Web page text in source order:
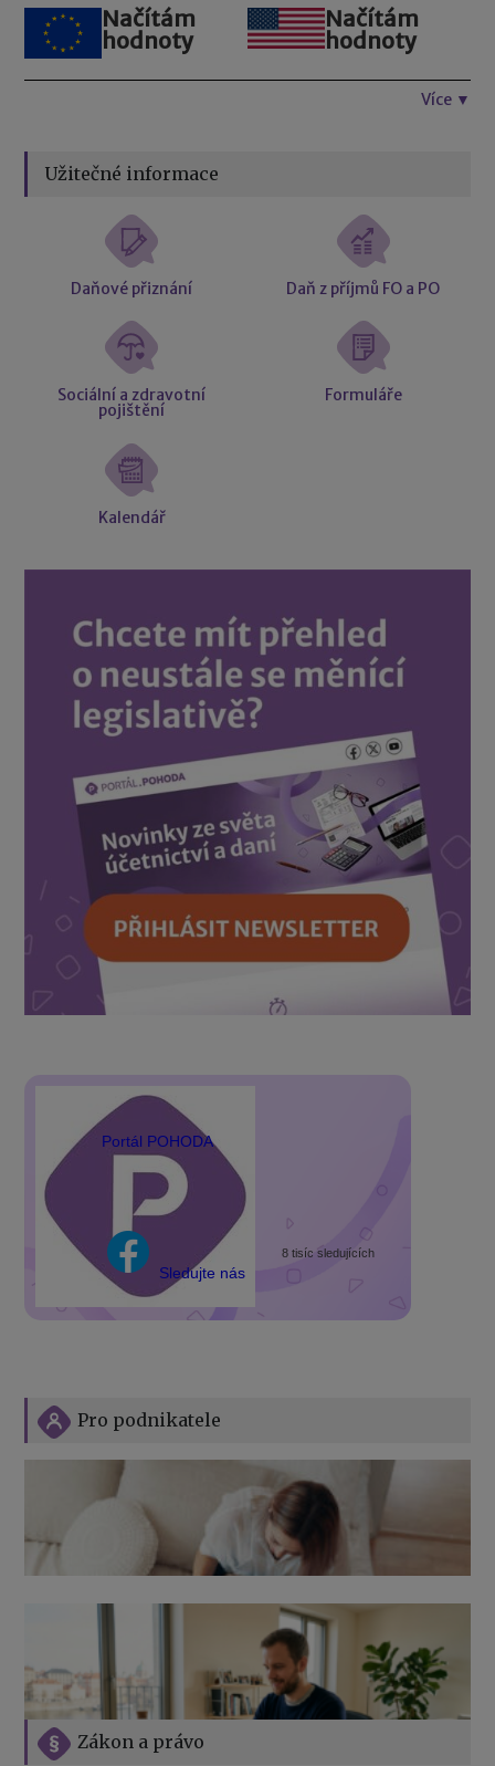
Načítám
hodnoty
Načítám
hodnoty
Více ▼
Užitečné informace
Daňové přiznání Daň z příjmů FO a PO
Sociální a zdravotní
pojištění
Formuláře
Kalendář
Portál POHODA
Sledujte nás
8 tisíc sledujících
Zákon a právo
Pro podnikatele